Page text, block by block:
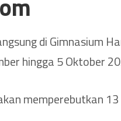
di Gimnasium
hingga 5 Oktober
memperebutkan